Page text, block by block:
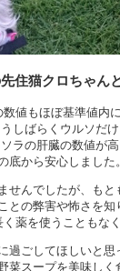
住猫クロちゃん
値もほぼ基準値内
しばらくウルソだ
ラの肝臓の数値が
から安心しました。
んでしたが、も
の弊害や怖さを
薬を使うこともな
過ごしてほしいと
スープを美味し